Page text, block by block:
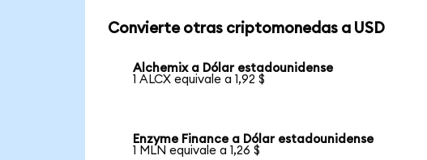
Convierte otras criptomonedas a USD
Alchemix a Dólar estadounidense
1 ALCX equivale a 1,92 $
Enzyme Finance a Dólar estadounidense
1 MLN equivale a 1,26 $